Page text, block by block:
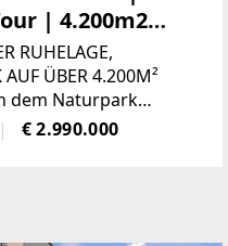
| 4.200m2
1. Bezirk | Pool
RUHELAGE,
ÜBER 4.200M²
dem Naturpark
und der Burg
€ 2.990.000